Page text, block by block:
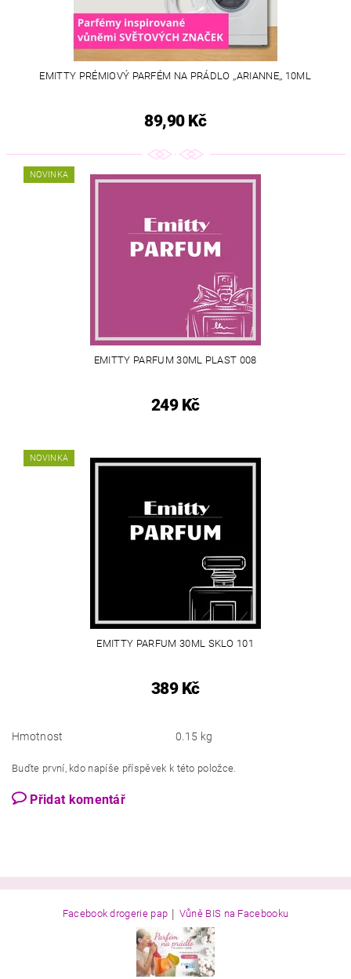
EMITTY PRÉMIOVÝ PARFÉM NA PRÁDLO ,,ARIANNE,, 10ML
89,90 Kč
NOVINKA
EMITTY PARFUM 30ML PLAST 008
249 Kč
NOVINKA
EMITTY PARFUM 30ML SKLO 101
389 Kč
Hmotnost 0.15 kg
Buďte první, kdo napíše příspěvek k této položce.
Přidat komentář
Facebook drogerie pap Vůně BIS na Facebooku